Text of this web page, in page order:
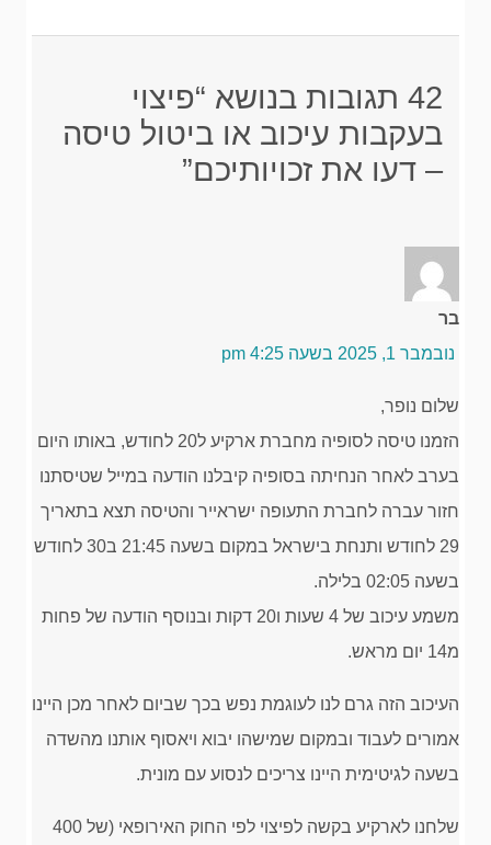
42 תגובות בנושא “פיצוי
בעקבות עיכוב או ביטול טיסה
– דעו את זכויותיכם”
בר
נובמבר 1, 2025 בשעה 4:25 pm
שלום נופר,
הזמנו טיסה לסופיה מחברת ארקיע ל20 לחודש, באותו היום
בערב לאחר הנחיתה בסופיה קיבלנו הודעה במייל שטיסתנו
חזור עברה לחברת התעופה ישראייר והטיסה תצא בתאריך
29 לחודש ותנחת בישראל במקום בשעה 21:45 ב30 לחודש
בשעה 02:05 בלילה.
משמע עיכוב של 4 שעות ו20 דקות ובנוסף הודעה של פחות
מ14 יום מראש.
העיכוב הזה גרם לנו לעוגמת נפש בכך שביום לאחר מכן היינו
אמורים לעבוד ובמקום שמישהו יבוא ויאסוף אותנו מהשדה
בשעה לגיטימית היינו צריכים לנסוע עם מונית.
שלחנו לארקיע בקשה לפיצוי לפי החוק האירופאי (של 400